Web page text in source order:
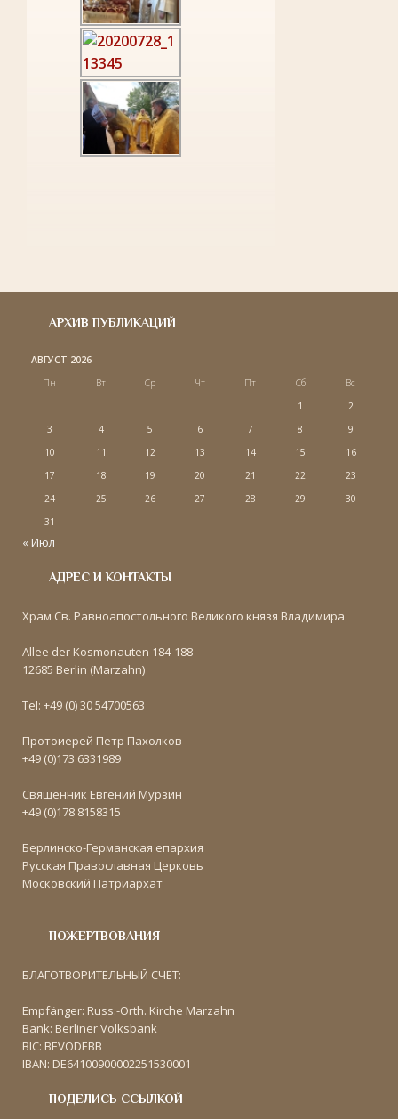
АРХИВ ПУБЛИКАЦИЙ
АВГУСТ 2026
Пн
Вт Ср Чт Пт Сб
Вс
1
2
3
4 5 6 7 8
9
10
11 12 13 14 15
16
17
18 19 20 21 22
23
24
25 26 27 28 29
30
31
« Июл
АДРЕС И КОНТАКТЫ
Храм Св. Равноапостольного Великого князя Владимира
Allee der Kosmonauten 184-188
12685 Berlin (Marzahn)
Tel: +49 (0) 30 54700563
Протоиерей Петр Пахолков
+49 (0)173 6331989
Священник Евгений Мурзин
+49 (0)178 8158315
Берлинско-Германская епархия
Русская Православная Церковь
Московский Патриархат
ПОЖЕРТВОВАНИЯ
БЛАГОТВОРИТЕЛЬНЫЙ СЧЁТ:
Empfänger: Russ.-Orth. Kirche Marzahn
Bank: Berliner Volksbank
BIC: BEVODEBB
IBAN: DE64100900002251530001
ПОДЕЛИСЬ ССЫЛКОЙ